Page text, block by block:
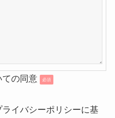
ての同意 必須
イバシーポリシーに基